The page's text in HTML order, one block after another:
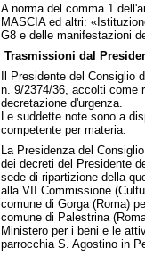
A norma del comma 1
MASCIA ed altri:
G8 e delle manifestazioni
Trasmissioni dal
Il Presidente del
n. 9/2374/36, accolti come
decretazione d'urgenza.
Le suddette note sono a
competente per materia.
La Presidenza del
dei decreti del Presidente
sede di ripartizione della
alla VII Commissione
comune di Gorga (Roma)
comune di Palestrina
Ministero per i beni e le
parrocchia S. Agostino in